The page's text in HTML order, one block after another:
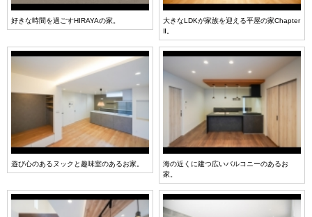
好きな時間を過ごすHIRAYAの家。
大きなLDKが家族を迎える平屋の家Chapter
Ⅱ。
遊び心のあるヌックと趣味室のあるお家。
海の近くに建つ広いバルコニーのあるお
家。